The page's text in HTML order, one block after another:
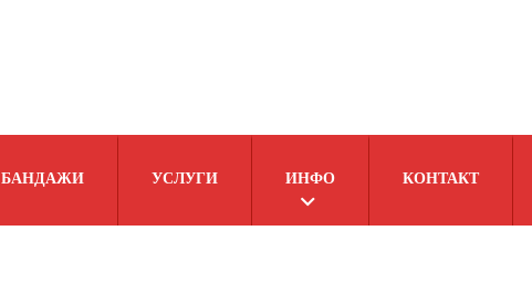
БАНДАЖИ УСЛУГИ ИНФО КОНТАКТ